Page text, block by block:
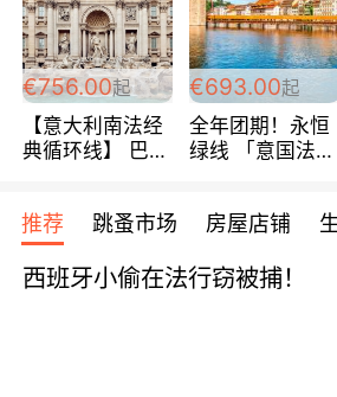
€756.00起
【意大利南法经
典循环线】 巴黎
宾馆 108欧/天起
全程756欧/位
€693.00起
全年团期！永恒
绿线 「意国法
欧/天起 ~包拼房
推荐 跳蚤市场 房屋店铺
西班牙小偷在法行窃被捕！